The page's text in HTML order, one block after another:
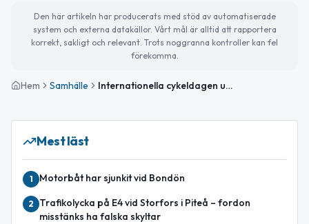
Den här artikeln har producerats med stöd av automatiserade
system och externa datakällor. Vårt mål är alltid att rapportera
korrekt, sakligt och relevant. Trots noggranna kontroller kan fel
förekomma.
Hem Samhälle Internationella cykeldagen uppmärksammas – tips för en trygg och hållbar vardag
Mest läst
1 Motorbåt har sjunkit vid Bondön
2
Trafikolycka på E4 vid Storfors i Piteå – fordon
misstänks ha falska skyltar